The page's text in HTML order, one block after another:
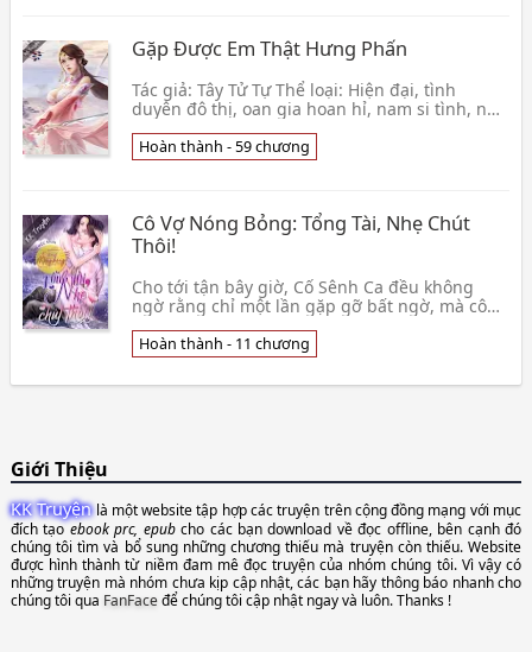
Gặp Được Em Thật Hưng Phấn
Tác giả: Tây Tử Tự Thể loại: Hiện đại, tình
duyên đô thị, oan gia hoan hỉ, nam si tình, nữ
chiến b👦 Tây Tử Tự
Hoàn thành - 59 chương
Cô Vợ Nóng Bỏng: Tổng Tài, Nhẹ Chút
Thôi!
Cho tới tận bây giờ, Cố Sênh Ca đều không
ngờ rằng chỉ một lần gặp gỡ bất ngờ, mà cô
nhất Bắc Th👦 Tô Mộc Nhan
Hoàn thành - 11 chương
Giới Thiệu
KK Truyệnlà một website tập hợp các truyện trên cộng đồng mạng với mục
đích tạoebook prc, epubcho các bạn download về đọc offline, bên cạnh đó
chúng tôi tìm và bổ sung những chương thiếu mà truyện còn thiếu. Website
được hình thành từ niềm đam mê đọc truyện của nhóm chúng tôi. Vì vậy có
những truyện mà nhóm chưa kịp cập nhật, các bạn hãy thông báo nhanh cho
chúng tôi qua FanFaceđể chúng tôi cập nhật ngay và luôn. Thanks !